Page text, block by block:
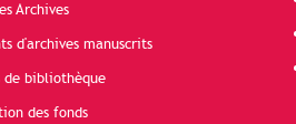
Archives
d'archives manuscrits
de bibliothèque
des fonds